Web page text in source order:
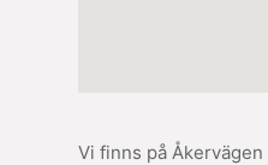
Vi finns på Åkervägen